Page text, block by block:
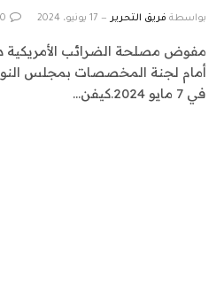
بواسطة فريق التحرير 17 يونيو، 2024 0
مفوض مصلحة الضرائب الأمريكية
أمام لجنة المخصصات بمجلس
في 7 مايو 2024.كيفن…